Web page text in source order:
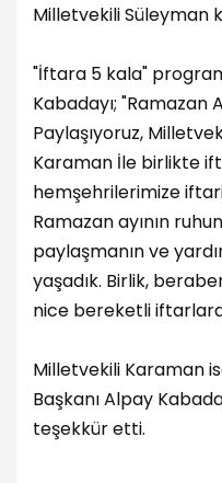
Milletvekili Süleyman
"İftara 5 kala"
Kabadayı; "Ramazan
Paylaşıyoruz,
Karaman İle birlikte
hemşehrilerimize
Ramazan ayının
paylaşmanın ve
yaşadık. Birlik,
nice bereketli
Milletvekili Karaman
Başkanı Alpay
teşekkür etti.